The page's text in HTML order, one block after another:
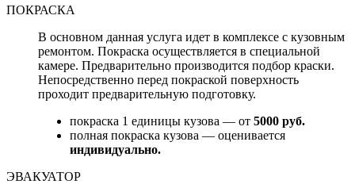
ПОКРАСКА
В основном данная услуга идет в комплексе с кузовным
ремонтом. Покраска осуществляется в специальной
камере. Предварительно производится подбор краски.
Непосредственно перед покраской поверхность
проходит предварительную подготовку.
покраска 1 единицы кузова — от 5000 руб.
полная покраска кузова — оценивается
индивидуально.
ЭВАКУАТОР